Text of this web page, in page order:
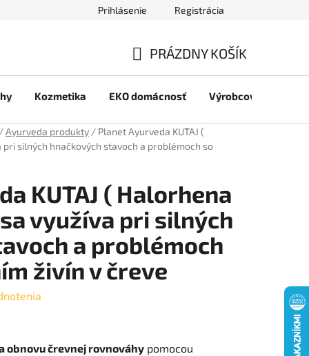
Prihlásenie Registrácia
KOŠÍK
PRÁZDNY KOŠÍK
Kozmetika EKO domácnosť Výrobcovia
/Ayurveda produkty / Planet Ayurveda KUTAJ (
silných hnačkových stavoch a problémoch so
KUTAJ ( Halorhena
využíva pri silných
a problémoch
živín v čreve
obnovu črevnej rovnováhy pomocou